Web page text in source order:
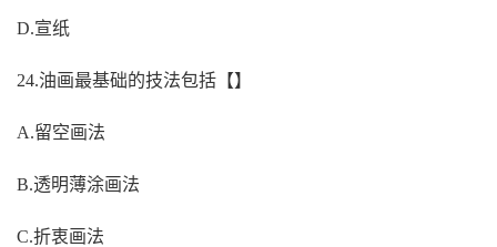
D.宣纸
24.油画最基础的技法包括【】
A.留空画法
B.透明薄涂画法
C.折衷画法